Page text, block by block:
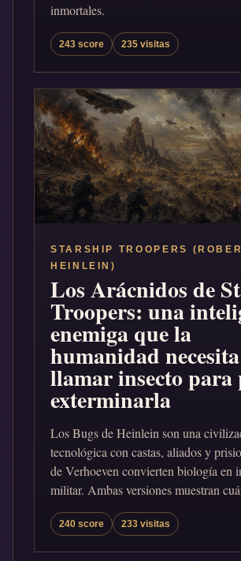
inmortales.
243 score 235 visitas
STARSHIP TROOPERS
HEINLEIN)
Los Arácnidos de
Troopers: una
enemiga que la
humanidad necesita
llamar insecto para
exterminarla
Los Bugs de Heinlein son una
tecnológica con castas, aliados y
de Verhoeven convierten biología en
militar. Ambas versiones muestran
240 score 233 visitas